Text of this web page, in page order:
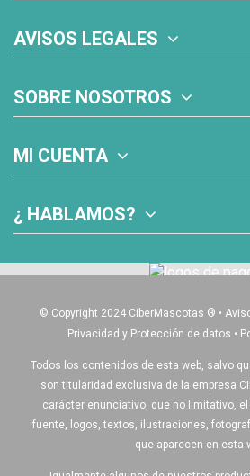
AVISOS LEGALES
SOBRE NOSOTROS
MI CUENTA
¿ HABLAMOS?
© Copyright 2024 CiberMascotas ® •
Privacidad y Protección de datos •
Todos los contenidos de esta web, salvo
son titularidad exclusiva de la empresa
carácter enunciativo, que no limitativo,
fuente, logos, textos, ilustraciones,
que aparecen en esta